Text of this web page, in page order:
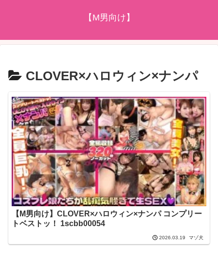
【M男向け】
CLOVER×ハロウィン×ナンパ
【M男向け】CLOVER×ハロウィン×ナンパ コンプリー
トベストッ！ 1scbb00054
2026.03.19 マゾ犬